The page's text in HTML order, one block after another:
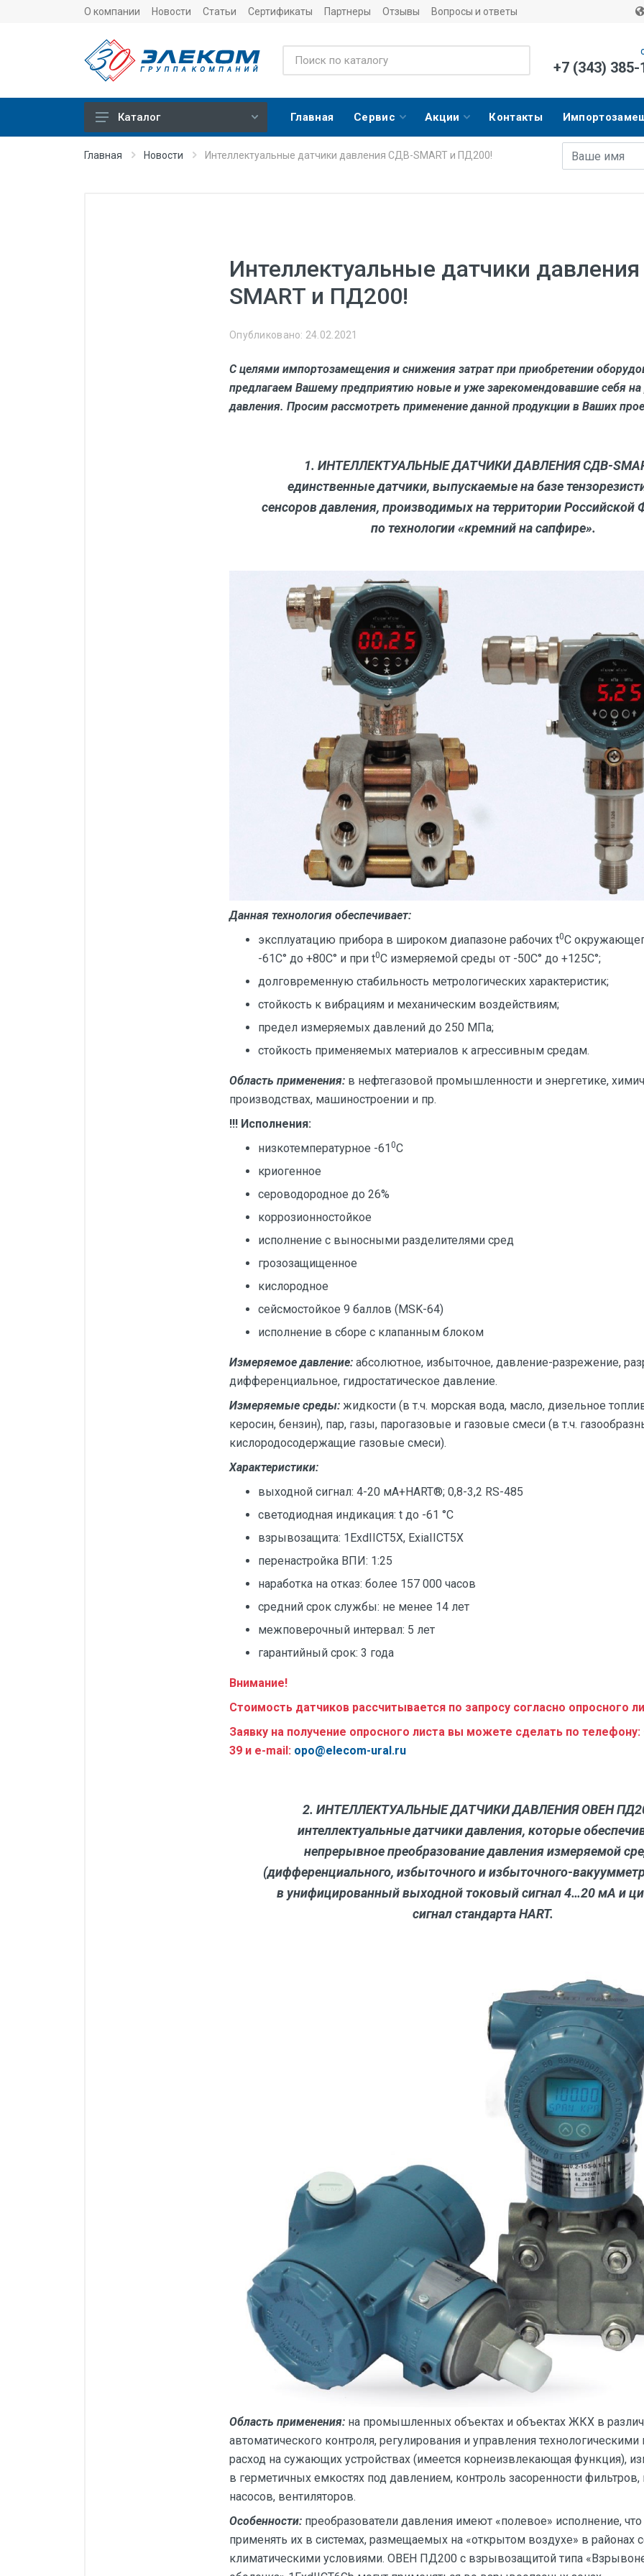
О компании Новости Статьи Сертификаты Партнеры Отзывы Вопросы и ответы
+7 (343)
Сумматоры электроэнергии
Каталог Главная Сервис Акции Контакты
Главная Новости Интеллектуальные датчики давления СДВ-SMART и ПД200! Имя
E-mail адрес
Интеллектуальные датчики
SMART и ПД200!
Опубликовано: 24.02.2021
С целями импортозамещения и снижения затрат при приобретении
предлагаем Вашему предприятию новые и уже зарекомендовавшие себя
давления. Просим рассмотреть применение данной продукции в Ваших
1. ИНТЕЛЛЕКТУАЛЬНЫЕ ДАТЧИКИ ДАВЛЕНИЯ СДВ-
единственные датчики, выпускаемые на базе
сенсоров давления, производимых на территории Российской
по технологии «кремний на сапфире».
Данная технология обеспечивает:
эксплуатацию прибора в широком диапазоне рабочих t0C
-61С° до +80С° и при t0C измеряемой среды от -50С° до +125С°;
долговременную стабильность метрологических характеристик;
стойкость к вибрациям и механическим воздействиям;
предел измеряемых давлений до 250 МПа;
стойкость применяемых материалов к агрессивным средам.
Область применения: в нефтегазовой промышленности и энергетике,
производствах, машиностроении и пр.
!!! Исполнения:
низкотемпературное -610С
криогенное
сероводородное до 26%
коррозионностойкое
исполнение с выносными разделителями сред
грозозащищенное
кислородное
сейсмостойкое 9 баллов (MSK-64)
исполнение в сборе с клапанным блоком
Измеряемое давление: абсолютное, избыточное, давление-разрежение,
дифференциальное, гидростатическое давление.
Измеряемые среды: жидкости (в т.ч. морская вода, масло, дизельное
керосин, бензин), пар, газы, парогазовые и газовые смеси (в т.ч.
кислородосодержащие газовые смеси).
Характеристики:
выходной сигнал: 4-20 мА+HART®; 0,8-3,2 RS-485
светодиодная индикация: t до -61 °C
взрывозащита: 1ExdIICT5X, ExiaIICT5X
перенастройка ВПИ: 1:25
наработка на отказ: более 157 000 часов
средний срок службы: не менее 14 лет
межповерочный интервал: 5 лет
гарантийный срок: 3 года
Внимание!
Стоимость датчиков рассчитывается по запросу согласно опросного
Заявку на получение опросного листа вы можете сделать по телефону:
39 и e-mail: opo@elecom-ural.ru
2. ИНТЕЛЛЕКТУАЛЬНЫЕ ДАТЧИКИ ДАВЛЕНИЯ ОВЕН
интеллектуальные датчики давления, которые
непрерывное преобразование давления измеряемой
(дифференциального, избыточного и избыточного-
в унифицированный выходной токовый сигнал 4…20 мА и
сигнал стандарта HART.
Область применения: на промышленных объектах и объектах ЖКХ в
автоматического контроля, регулирования и управления технологическими
расход на сужающих устройствах (имеется корнеизвлекающая функция),
в герметичных емкостях под давлением, контроль засоренности фильтров,
насосов, вентиляторов.
Особенности: преобразователи давления имеют «полевое» исполнение,
применять их в системах, размещаемых на «открытом воздухе» в районах
климатическими условиями. ОВЕН ПД200 с взрывозащитой типа